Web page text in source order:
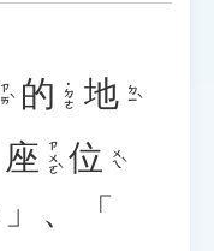
ㄗㄞˋ 的 ˙ㄉㄜ 地 ㄉㄧˋ
座 ㄗㄨㄛˋ 位 ㄨㄟˋ
」、「